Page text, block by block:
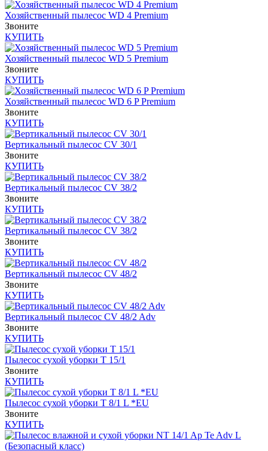
Хозяйственный пылесос WD 4 Premium
Звоните
КУПИТЬ
Хозяйственный пылесос WD 5 Premium
Звоните
КУПИТЬ
Хозяйственный пылесос WD 6 P Premium
Звоните
КУПИТЬ
Вертикальный пылесос CV 30/1
Звоните
КУПИТЬ
Вертикальный пылесос CV 38/2
Звоните
КУПИТЬ
Вертикальный пылесос CV 38/2
Звоните
КУПИТЬ
Вертикальный пылесос CV 48/2
Звоните
КУПИТЬ
Вертикальный пылесос CV 48/2 Adv
Звоните
КУПИТЬ
Пылесос сухой уборки T 15/1
Звоните
КУПИТЬ
Пылесос сухой уборки T 8/1 L *EU
Звоните
КУПИТЬ